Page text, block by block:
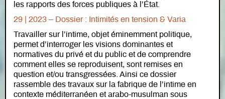
les rapports des forces publiques à l’État.
29 | 2023 – Dossier : Intimités en tension & Varia
Travailler sur l’intime, objet éminemment politique,
permet d’interroger les visions dominantes et
normatives du privé et du public et de comprendre
comment elles se reproduisent, sont remises en
question et/ou transgressées. Ainsi ce dossier
rassemble des travaux sur la fabrique de l’intime en
contexte méditerranéen et arabo-musulman sous